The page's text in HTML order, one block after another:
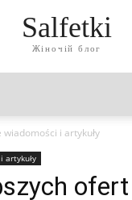
Salfetki
Жіночій блог
wiadomości i artykuły
artykuły